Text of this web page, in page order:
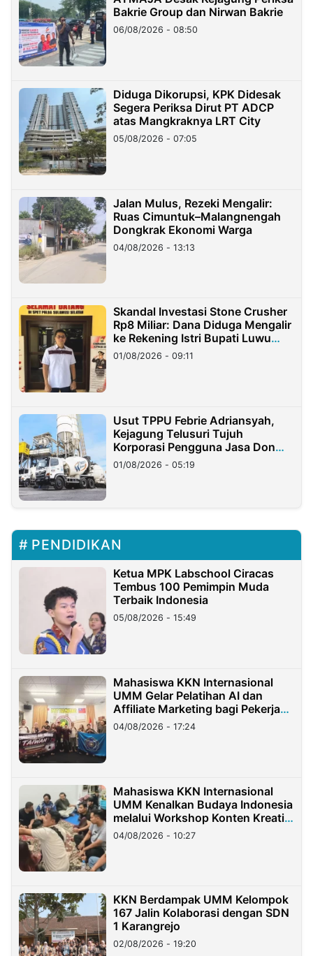
Bakrie Group dan Nirwan Bakrie
06/08/2026 - 08:50
Diduga Dikorupsi, KPK Didesak
Segera Periksa Dirut PT ADCP
atas Mangkraknya LRT City
05/08/2026 - 07:05
Jalan Mulus, Rezeki Mengalir:
Ruas Cimuntuk–Malangnengah
Dongkrak Ekonomi Warga
04/08/2026 - 13:13
Skandal Investasi Stone Crusher
Rp8 Miliar: Dana Diduga Mengalir
ke Rekening Istri Bupati Luwu
Timur
01/08/2026 - 09:11
Usut TPPU Febrie Adriansyah,
Kejagung Telusuri Tujuh
Korporasi Pengguna Jasa Don
Ritto
01/08/2026 - 05:19
PENDIDIKAN
Ketua MPK Labschool Ciracas
Tembus 100 Pemimpin Muda
Terbaik Indonesia
05/08/2026 - 15:49
Mahasiswa KKN Internasional
UMM Gelar Pelatihan AI dan
Affiliate Marketing bagi Pekerja
Migran Indonesia di Taiwan
04/08/2026 - 17:24
Mahasiswa KKN Internasional
UMM Kenalkan Budaya Indonesia
melalui Workshop Konten Kreatif
di Taiwan
04/08/2026 - 10:27
KKN Berdampak UMM Kelompok
167 Jalin Kolaborasi dengan SDN
1 Karangrejo
02/08/2026 - 19:20